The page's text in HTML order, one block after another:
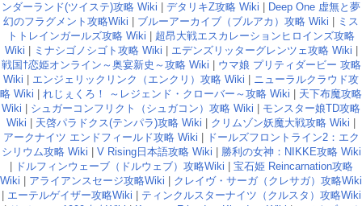
ンダーランド(ツイステ)攻略 Wiki
デタリキZ攻略 Wiki
Deep One 虚無と夢
幻のフラグメント攻略Wiki
ブルーアーカイブ（ブルアカ）攻略 Wiki
ミス
トトレインガールズ攻略 Wiki
超昂大戦エスカレーションヒロインズ攻略
Wiki
ミナシゴノシゴト攻略 Wiki エデンズリッターグレンツェ攻略 Wiki
戦国†恋姫オンライン～奥宴新史～攻略 Wiki
ウマ娘 プリティダービー 攻略
Wiki
エンジェリックリンク（エンクリ）攻略 Wiki
ニューラルクラウド攻
略 Wiki
れじぇくろ！ ～レジェンド・クローバー～攻略 Wiki
天下布魔攻略
Wiki
シュガーコンフリクト（シュガコン）攻略 Wiki
モンスター娘TD攻略
Wiki
天啓パラドクス(テンパラ)攻略 Wiki クリムゾン妖魔大戦攻略 Wiki
アークナイツ エンドフィールド攻略 Wiki
ドールズフロントライン2：エク
シリウム攻略 Wiki
V Rising日本語攻略 Wiki
勝利の女神：NIKKE攻略 Wiki
ドルフィンウェーブ（ドルウェブ）攻略Wiki
宝石姫 Reincarnation攻略
Wiki
アライアンスセージ攻略Wiki
クレイヴ・サーガ（クレサガ）攻略Wiki
エーテルゲイザー攻略Wiki
ティンクルスターナイツ（クルスタ）攻略Wiki